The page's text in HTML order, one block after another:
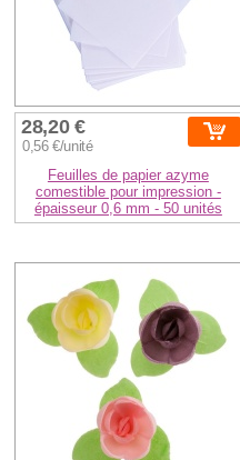
28,20 €
0,56 €/unité
Feuilles de papier azyme
comestible pour impression -
épaisseur 0,6 mm - 50 unités